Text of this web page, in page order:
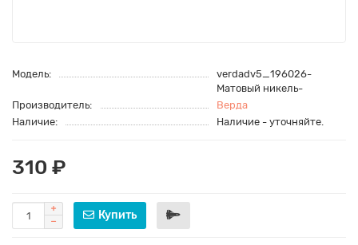
Модель:
verdadv5_196026-
Матовый никель-
Производитель:
Верда
Наличие:
Наличие - уточняйте.
310 ₽
Купить